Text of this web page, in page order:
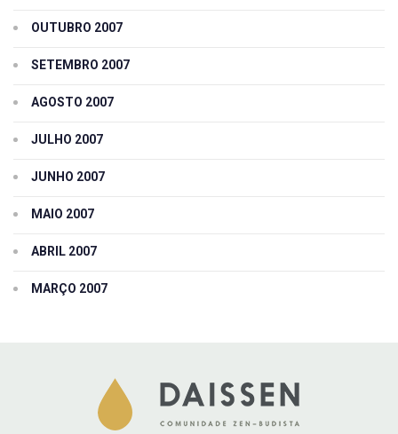
OUTUBRO 2007
SETEMBRO 2007
AGOSTO 2007
JULHO 2007
JUNHO 2007
MAIO 2007
ABRIL 2007
MARÇO 2007